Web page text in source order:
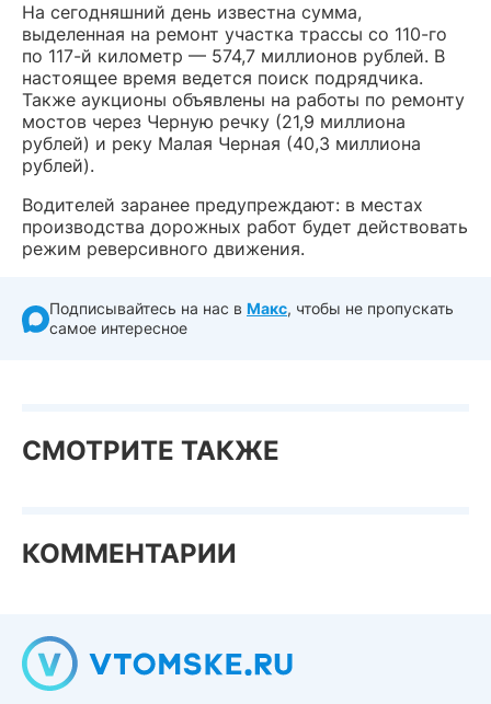
На сегодняшний день известна сумма,
выделенная на ремонт участка трассы со 110-го
по 117-й километр — 574,7 миллионов рублей. В
настоящее время ведется поиск подрядчика.
Также аукционы объявлены на работы по ремонту
мостов через Черную речку (21,9 миллиона
рублей) и реку Малая Черная (40,3 миллиона
рублей).
Водителей заранее предупреждают: в местах
производства дорожных работ будет действовать
режим реверсивного движения.
Подписывайтесь на нас в Макс, чтобы не пропускать
самое интересное
СМОТРИТЕ ТАКЖЕ
КОММЕНТАРИИ